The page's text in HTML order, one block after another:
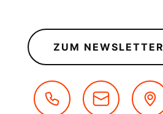
ZUM NEWSLETTER